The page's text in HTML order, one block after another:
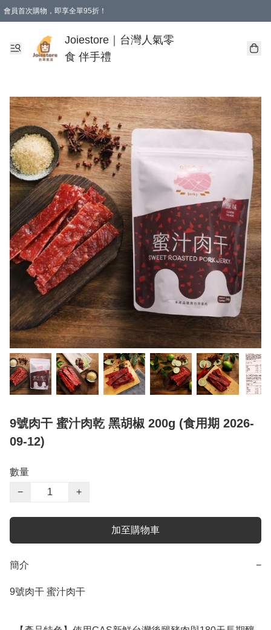
會員首次購物，即享全單95折！
購物滿 HKD 350.00即享免運費優惠！（適用於 本地送貨、本地取貨 )
Joiestore｜台灣人氣零
食 伴手禮
9號肉干 蜜汁肉乾 黑胡椒 200g (食用期 2026-
09-12)
數量
−
+
加至購物車
簡介 −
9號肉干 蜜汁肉干